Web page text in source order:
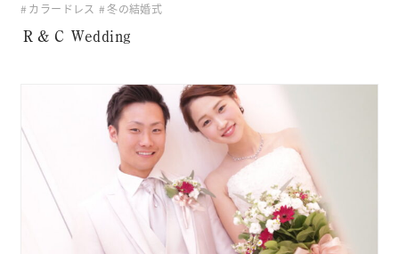
カラードレス
冬の結婚式
Ｒ＆Ｃ Wedding